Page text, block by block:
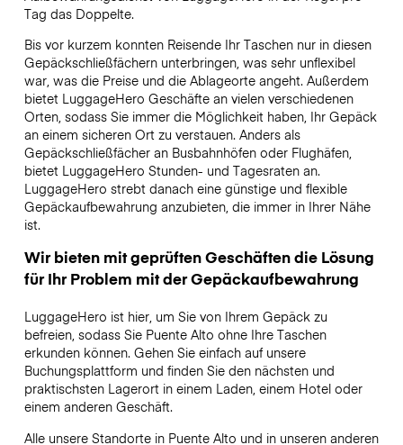
Tag das Doppelte.
Bis vor kurzem konnten Reisende Ihr Taschen nur in diesen
Gepäckschließfächern unterbringen, was sehr unflexibel
war, was die Preise und die Ablageorte angeht. Außerdem
bietet LuggageHero Geschäfte an vielen verschiedenen
Orten, sodass Sie immer die Möglichkeit haben, Ihr Gepäck
an einem sicheren Ort zu verstauen. Anders als
Gepäckschließfächer an Busbahnhöfen oder Flughäfen,
bietet LuggageHero Stunden- und Tagesraten an.
LuggageHero strebt danach eine günstige und flexible
Gepäckaufbewahrung anzubieten, die immer in Ihrer Nähe
ist.
Wir bieten mit geprüften Geschäften die Lösung
für Ihr Problem mit der Gepäckaufbewahrung
LuggageHero ist hier, um Sie von Ihrem Gepäck zu
befreien, sodass Sie Puente Alto ohne Ihre Taschen
erkunden können. Gehen Sie einfach auf unsere
Buchungsplattform und finden Sie den nächsten und
praktischsten Lagerort in einem Laden, einem Hotel oder
einem anderen Geschäft.
Alle unsere Standorte in Puente Alto und in unseren anderen